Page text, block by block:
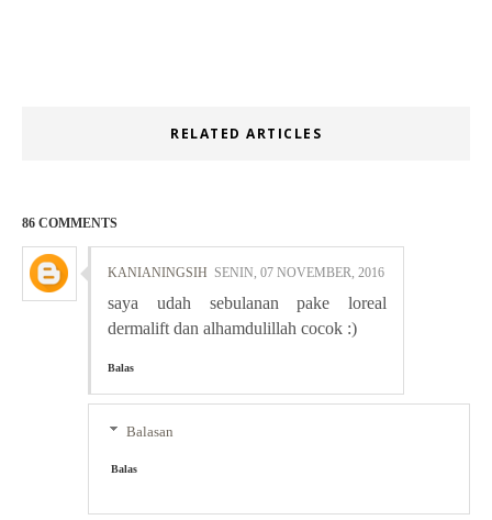
RELATED ARTICLES
86 COMMENTS
KANIANINGSIH SENIN, 07 NOVEMBER, 2016
saya udah sebulanan pake loreal
dermalift dan alhamdulillah cocok :)
Balas
Balasan
Balas